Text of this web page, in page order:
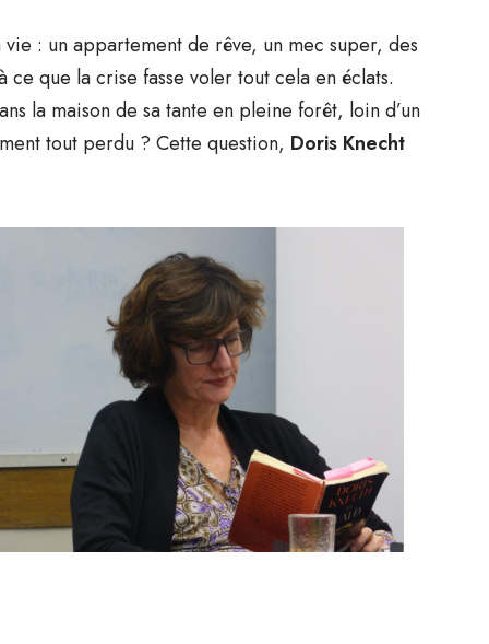
: un appartement de rêve, un mec super, des
ce que la crise fasse voler tout cela en éclats.
la maison de sa tante en pleine forêt, loin d’un
tout perdu ? Cette question, Doris Knecht